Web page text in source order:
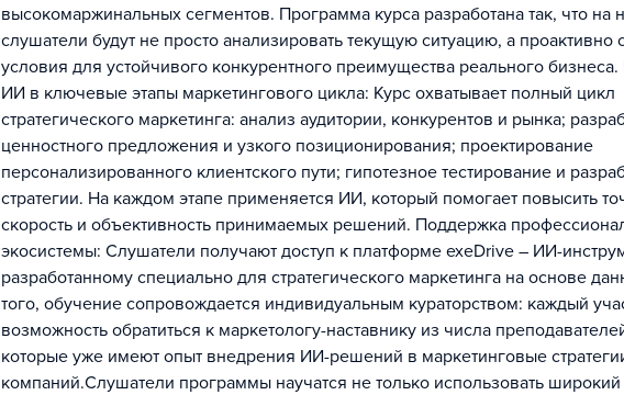
высокомаржинальных сегментов. Программа курса разработана так, что на
слушатели будут не просто анализировать текущую ситуацию, а проактивно
условия для устойчивого конкурентного преимущества реального бизнеса.
ИИ в ключевые этапы маркетингового цикла: Курс охватывает полный цикл
стратегического маркетинга: анализ аудитории, конкурентов и рынка;
ценностного предложения и узкого позиционирования; проектирование
персонализированного клиентского пути; гипотезное тестирование и
стратегии. На каждом этапе применяется ИИ, который помогает повысить
скорость и объективность принимаемых решений. Поддержка
экосистемы: Слушатели получают доступ к платформе exeDrive – ИИ-
разработанному специально для стратегического маркетинга на основе
того, обучение сопровождается индивидуальным кураторством: каждый
возможность обратиться к маркетологу-наставнику из числа
которые уже имеют опыт внедрения ИИ-решений в маркетинговые
компаний.Слушатели программы научатся не только использовать